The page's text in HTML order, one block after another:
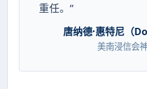
重任。”
唐纳德·惠特尼（
美南浸信会